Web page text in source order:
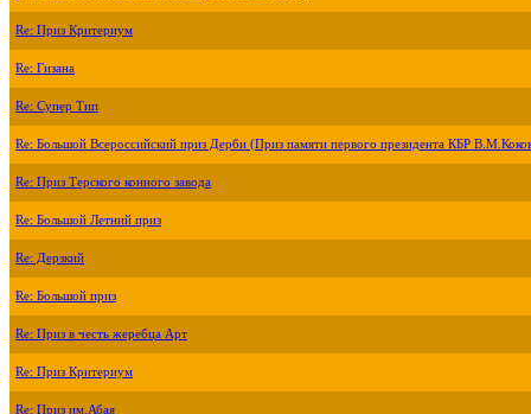
Re: Приз Критериум
Re: Гизана
Re: Супер Тип
Re: Большой Всероссийский приз Дерби (Приз памяти первого президента КБР
Re: Приз Терского конного завода
Re: Большой Летний приз
Re: Дерзкий
Re: Большой приз
Re: Приз в честь жеребца Арт
Re: Приз Критериум
Re: Приз им.Абая